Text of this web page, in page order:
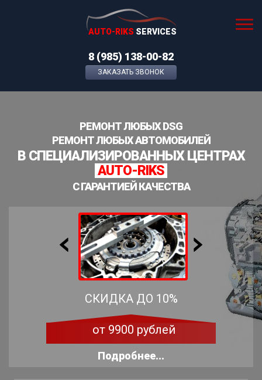
AUTO-RIKS SERVICES
8 (985) 138-00-82
ЗАКАЗАТЬ ЗВОНОК
РЕМОНТ ЛЮБЫХ DSG
РЕМОНТ ЛЮБЫХ АВТОМОБИЛЕЙ
В СПЕЦИАЛИЗИРОВАННЫХ ЦЕНТРАХ
AUTO-RIKS
С ГАРАНТИЕЙ КАЧЕСТВА
СКИДКА ДО 10%
от 9900 рублей
Подробнее...